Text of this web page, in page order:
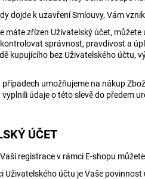
dojde k uzavření Smlouvy, Vám
máte zřízen Uživatelský účet,
správnost, pravdivost a
kupujícího bez Uživatelského účtu,
případech umožňujeme na nákup
vyplnili údaje o této slevě do předem
ÚČET
registrace v rámci E-shopu
Uživatelského účtu je Vaše